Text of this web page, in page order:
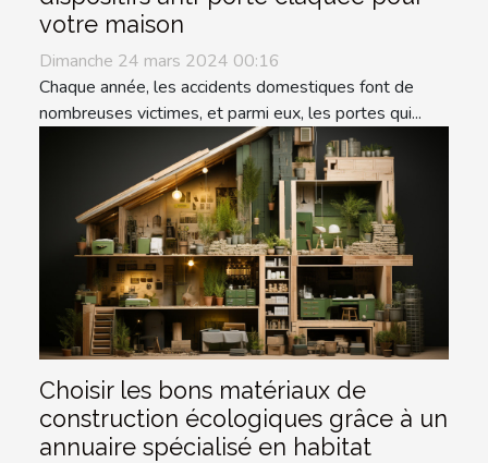
votre maison
Dimanche 24 mars 2024 00:16
Chaque année, les accidents domestiques font de
nombreuses victimes, et parmi eux, les portes qui...
Choisir les bons matériaux de
construction écologiques grâce à un
annuaire spécialisé en habitat